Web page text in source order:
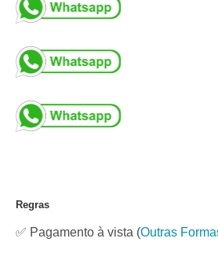
Regras
✅ Pagamento à vista (Outras